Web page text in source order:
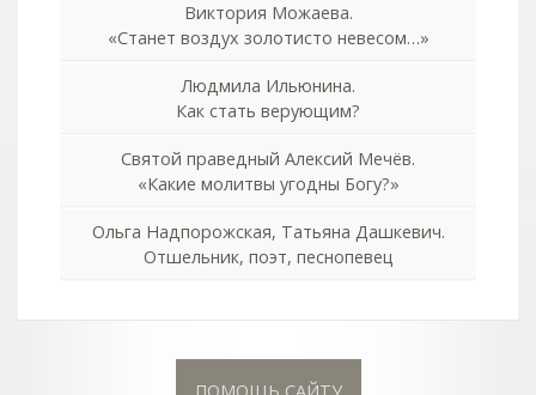
Виктория Можаева.
«Станет воздух золотисто невесом…»
Людмила Ильюнина.
Как стать верующим?
Святой праведный Алексий Мечёв.
«Какие молитвы угодны Богу?»
Ольга Надпорожская, Татьяна Дашкевич.
Отшельник, поэт, песнопевец